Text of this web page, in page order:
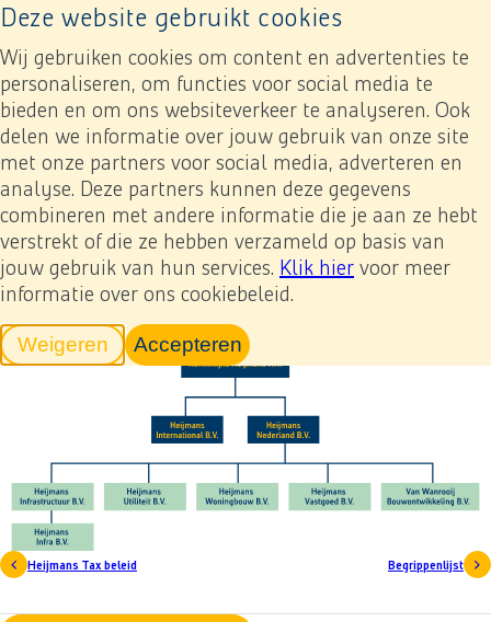
Deze website gebruikt cookies
Wij gebruiken cookies om content en advertenties te
personaliseren, om functies voor social media te
bieden en om ons websiteverkeer te analyseren. Ook
delen we informatie over jouw gebruik van onze site
met onze partners voor social media, adverteren en
analyse. Deze partners kunnen deze gegevens
combineren met andere informatie die je aan ze hebt
verstrekt of die ze hebben verzameld op basis van
jouw gebruik van hun services. Klik hier voor meer
informatie over ons cookiebeleid.
Weigerentracking scripts
Accepterentracking scripts, de pagina zal
Naar home pagina
Jaarverslag 2023 Bijlagen
Overige bijlagen
Overzicht juridische structuur
Overzicht juridische
structuur
Begrippenlijst
Heijmans Tax beleid
PreviousNext Toevoegen mijn verslag